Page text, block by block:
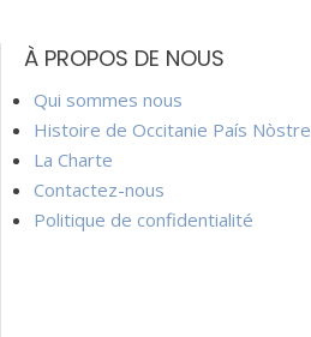
À PROPOS DE NOUS
Qui sommes nous
Histoire de Occitanie País Nòstre
La Charte
Contactez-nous
Politique de confidentialité